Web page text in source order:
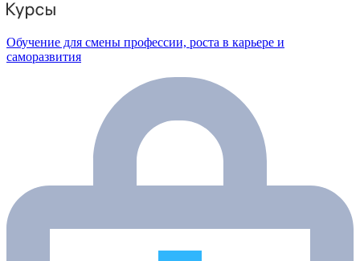
Обучение для смены профессии, роста в карьере и
саморазвития